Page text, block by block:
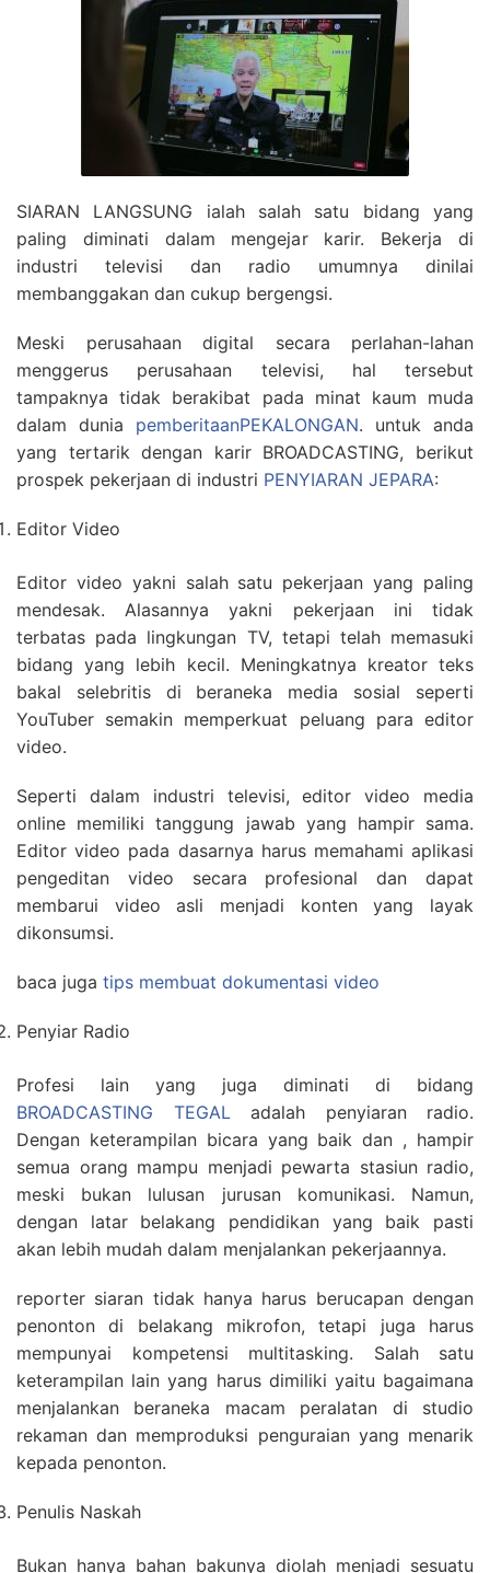
SIARAN LANGSUNG ialah salah satu bidang yang
paling diminati dalam mengejar karir. Bekerja di
industri televisi dan radio umumnya dinilai
membanggakan dan cukup bergengsi.
Meski perusahaan digital secara perlahan-lahan
menggerus perusahaan televisi, hal tersebut
tampaknya tidak berakibat pada minat kaum muda
dalam dunia pemberitaanPEKALONGAN. untuk anda
yang tertarik dengan karir BROADCASTING, berikut
prospek pekerjaan di industri PENYIARAN JEPARA:
Editor Video
Editor video yakni salah satu pekerjaan yang paling
mendesak. Alasannya yakni pekerjaan ini tidak
terbatas pada lingkungan TV, tetapi telah memasuki
bidang yang lebih kecil. Meningkatnya kreator teks
bakal selebritis di beraneka media sosial seperti
YouTuber semakin memperkuat peluang para editor
video.
Seperti dalam industri televisi, editor video media
online memiliki tanggung jawab yang hampir sama.
Editor video pada dasarnya harus memahami aplikasi
pengeditan video secara profesional dan dapat
membarui video asli menjadi konten yang layak
dikonsumsi.
baca juga tips membuat dokumentasi video
Penyiar Radio
Profesi lain yang juga diminati di bidang
BROADCASTING TEGALadalah penyiaran radio.
Dengan keterampilan bicara yang baik dan , hampir
semua orang mampu menjadi pewarta stasiun radio,
meski bukan lulusan jurusan komunikasi. Namun,
dengan latar belakang pendidikan yang baik pasti
akan lebih mudah dalam menjalankan pekerjaannya.
reporter siaran tidak hanya harus berucapan dengan
penonton di belakang mikrofon, tetapi juga harus
mempunyai kompetensi multitasking. Salah satu
keterampilan lain yang harus dimiliki yaitu bagaimana
menjalankan beraneka macam peralatan di studio
rekaman dan memproduksi penguraian yang menarik
kepada penonton.
Penulis Naskah
Bukan hanya bahan bakunya diolah menjadi sesuatu